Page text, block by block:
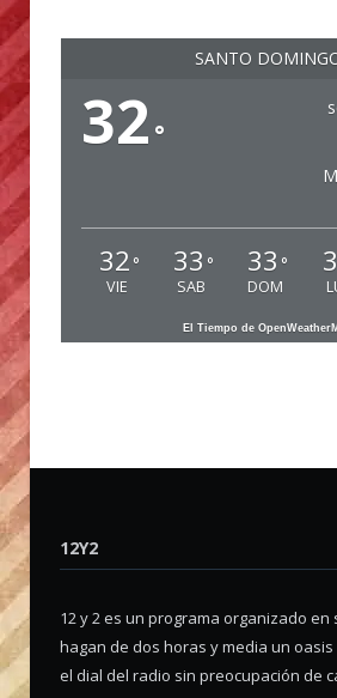
SANTO
32 °
32 °
VIE
33 °
SAB
33 °
DOM
El Tiempo de
12Y2
12 y 2 es un programa organizado en
hagan de dos horas y media un
el dial del radio sin preocupación de